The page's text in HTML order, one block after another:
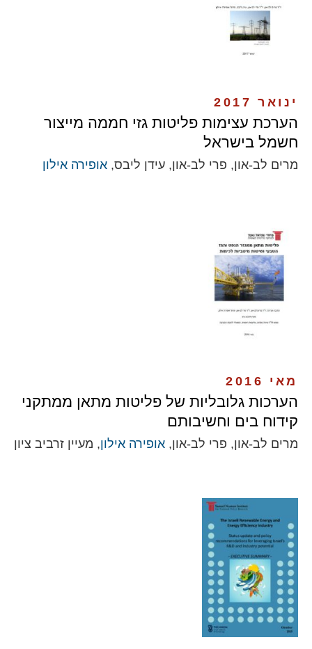
ינואר 2017
הערכת עצימות פליטות גזי חממה מייצור
חשמל בישראל
מרים לב-און, פרי לב-און, עידן ליבס, אופירה אילון
מאי 2016
הערכות גלובליות של פליטות מתאן ממתקני
קידוח בים וחשיבותם
מרים לב-און, פרי לב-און, אופירה אילון, מעיין זרביב ציון